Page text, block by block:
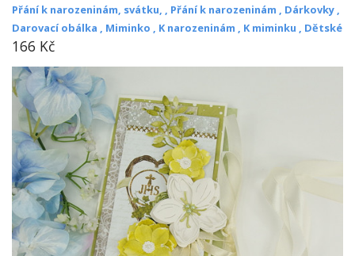
Přání k narozeninám, svátku, , Přání k narozeninám , Dárkovky ,
Darovací obálka , Miminko , K narozeninám , K miminku , Dětské
166 Kč